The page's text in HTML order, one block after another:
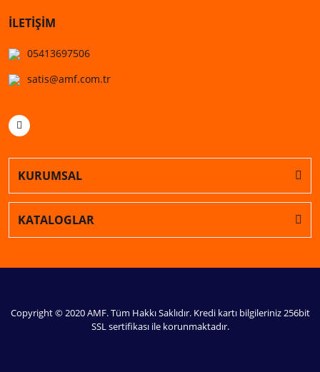
İLETİŞİM
05413697506
satis@amf.com.tr
KURUMSAL
KATALOGLAR
Copyright © 2020 AMF. Tüm Hakkı Saklıdır. Kredi kartı bilgileriniz 256bit
SSL sertifikası ile korunmaktadır.